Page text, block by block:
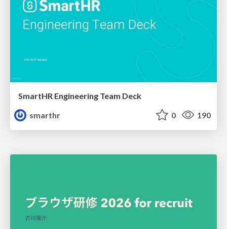
SmartHR Engineering Team Deck
smarthr
0 190